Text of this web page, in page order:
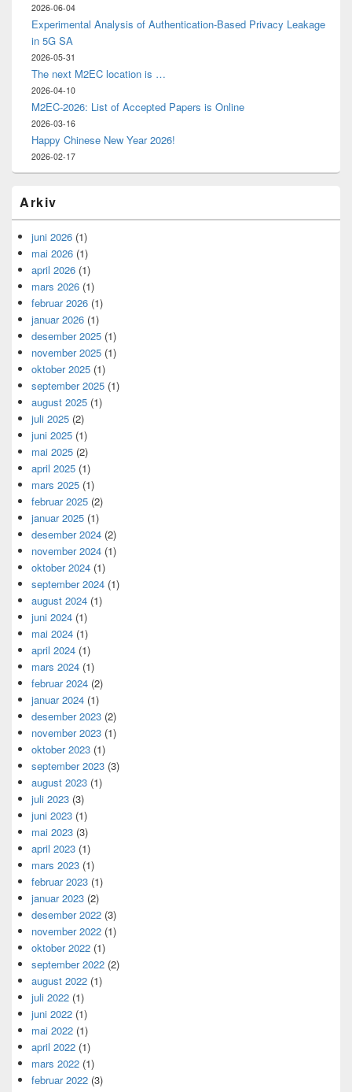
2026-06-04
Experimental Analysis of Authentication-Based Privacy Leakage
in 5G SA
2026-05-31
The next M2EC location is …
2026-04-10
M2EC-2026: List of Accepted Papers is Online
2026-03-16
Happy Chinese New Year 2026!
2026-02-17
Arkiv
juni 2026 (1)
mai 2026 (1)
april 2026 (1)
mars 2026 (1)
februar 2026 (1)
januar 2026 (1)
desember 2025 (1)
november 2025 (1)
oktober 2025 (1)
september 2025 (1)
august 2025 (1)
juli 2025 (2)
juni 2025 (1)
mai 2025 (2)
april 2025 (1)
mars 2025 (1)
februar 2025 (2)
januar 2025 (1)
desember 2024 (2)
november 2024 (1)
oktober 2024 (1)
september 2024 (1)
august 2024 (1)
juni 2024 (1)
mai 2024 (1)
april 2024 (1)
mars 2024 (1)
februar 2024 (2)
januar 2024 (1)
desember 2023 (2)
november 2023 (1)
oktober 2023 (1)
september 2023 (3)
august 2023 (1)
juli 2023 (3)
juni 2023 (1)
mai 2023 (3)
april 2023 (1)
mars 2023 (1)
februar 2023 (1)
januar 2023 (2)
desember 2022 (3)
november 2022 (1)
oktober 2022 (1)
september 2022 (2)
august 2022 (1)
juli 2022 (1)
juni 2022 (1)
mai 2022 (1)
april 2022 (1)
mars 2022 (1)
februar 2022 (3)